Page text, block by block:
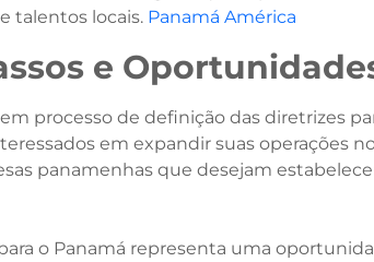
talentos locais. Panamá América
e
processo de definição das diretrizes
em expandir suas operações
panamenhas que desejam
o Panamá representa uma